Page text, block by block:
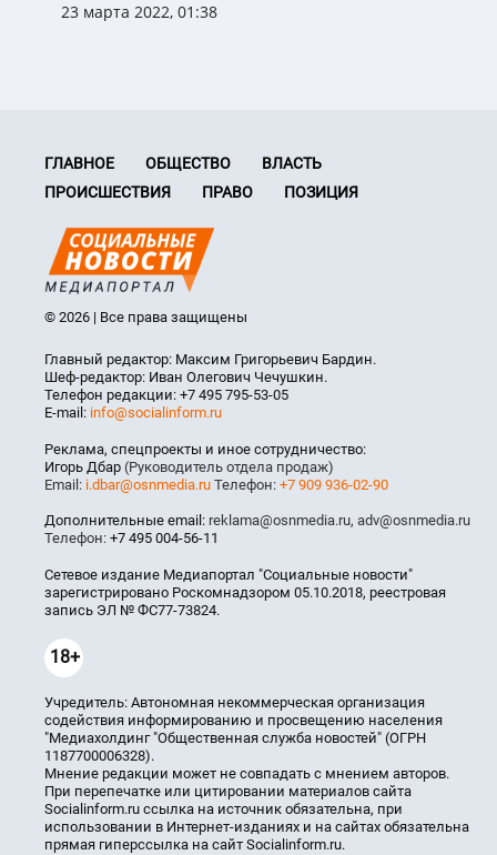
23 марта 2022, 01:38
ГЛАВНОЕ ОБЩЕСТВО
ВЛАСТЬ
ПРОИСШЕСТВИЯ
ПРАВО ПОЗИЦИЯ
© 2026 | Все права защищены
Главный редактор: Максим Григорьевич Бардин.
Шеф-редактор: Иван Олегович Чечушкин.
Телефон редакции: +7 495 795-53-05
E-mail: info@socialinform.ru
Реклама, спецпроекты и иное сотрудничество:
Игорь Дбар (Руководитель отдела продаж)
Email: i.dbar@osnmedia.ru Телефон: +7 909 936-02-90
Дополнительные email: reklama@osnmedia.ru, adv@osnmedia.ru
Телефон: +7 495 004-56-11
Сетевое издание Медиапортал "Социальные новости"
зарегистрировано Роскомнадзором 05.10.2018, реестровая
запись ЭЛ № ФС77-73824.
18+
Учредитель: Автономная некоммерческая организация
содействия информированию и просвещению населения
"Медиахолдинг "Общественная служба новостей" (ОГРН
1187700006328).
Мнение редакции может не совпадать с мнением авторов.
При перепечатке или цитировании материалов сайта
Socialinform.ru ссылка на источник обязательна, при
использовании в Интернет-изданиях и на сайтах обязательна
прямая гиперссылка на сайт Socialinform.ru.